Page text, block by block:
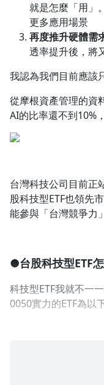
就是怎麼「用」
更多應用場景
再度推升硬體需
透率提升後，將
我認為我們目前應該
從摩根資產管理的資
AI的比率還不到10%
台灣科技公司目前正
股科技型ETF也領先
能參與「台灣競爭力
●台股科技型ETF
科技型ETF我就不一
0050實力的ETF為以